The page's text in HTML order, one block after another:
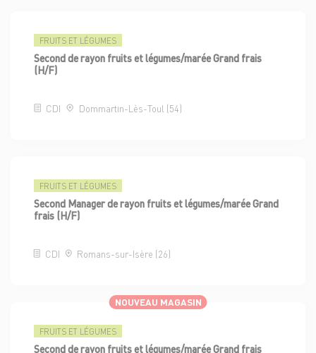
FRUITS ET LÉGUMES
Second de rayon fruits et légumes/marée Grand frais
(H/F)
CDI Dommartin-Lès-Toul (54)
FRUITS ET LÉGUMES
Second Manager de rayon fruits et légumes/marée Grand
frais (H/F)
CDI Romans-sur-Isère (26)
NOUVEAU MAGASIN
FRUITS ET LÉGUMES
Second de rayon fruits et légumes/marée Grand frais